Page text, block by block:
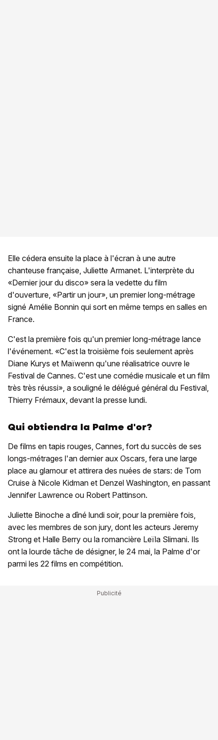
Elle cédera ensuite la place à l'écran à une autre
chanteuse française, Juliette Armanet. L'interprète du
«Dernier jour du disco» sera la vedette du film
d'ouverture, «Partir un jour», un premier long-métrage
signé Amélie Bonnin qui sort en même temps en salles en
France.
C'est la première fois qu'un premier long-métrage lance
l'événement. «C'est la troisième fois seulement après
Diane Kurys et Maïwenn qu'une réalisatrice ouvre le
Festival de Cannes. C'est une comédie musicale et un film
très très réussi», a souligné le délégué général du Festival,
Thierry Frémaux, devant la presse lundi.
Qui obtiendra la Palme d'or?
De films en tapis rouges, Cannes, fort du succès de ses
longs-métrages l'an dernier aux Oscars, fera une large
place au glamour et attirera des nuées de stars: de Tom
Cruise à Nicole Kidman et Denzel Washington, en passant
Jennifer Lawrence ou Robert Pattinson.
Juliette Binoche a dîné lundi soir, pour la première fois,
avec les membres de son jury, dont les acteurs Jeremy
Strong et Halle Berry ou la romancière Leïla Slimani. Ils
ont la lourde tâche de désigner, le 24 mai, la Palme d'or
parmi les 22 films en compétition.